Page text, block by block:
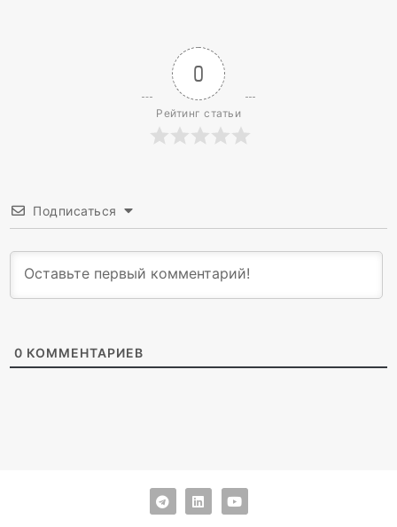
0
Рейтинг статьи
Подписаться
0 КОММЕНТАРИЕВ